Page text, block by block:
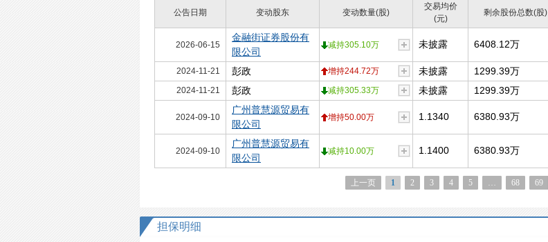
公告日期 变动股东 变动数量(股)
交易均价
(元)
剩余股份总数(股)
2026-06-15
金融街证券股份有
限公司
减持305.10万 未披露 6408.12万
2024-11-21 彭政 增持244.72万 未披露 1299.39万
2024-11-21 彭政 减持305.33万 未披露 1299.39万
2024-09-10
广州普慧源贸易有
限公司
增持50.00万 1.1340 6380.93万
2024-09-10
广州普慧源贸易有
限公司
减持10.00万 1.1400 6380.93万
上一页 1 2 3 4 5 68 69
担保明细